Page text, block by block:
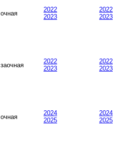
очная
2022
2023
2022
2023
заочная
2022
2023
2022
2023
очная
2024
2025
2024
2025